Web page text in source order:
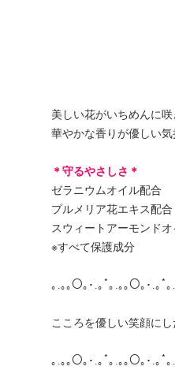
美しい花がいちめんに咲
華やかな香りが優しい
＊守るやさしさ＊
ゼラニウムオイル配合
プルメリア花エキス配合
スウィートアーモンド
※すべて保護成分
｡.｡｡O｡･.｡*｡.｡｡O｡･.｡*
こころを優しい笑顔に
｡.｡｡O｡･.｡*｡.｡｡O｡･.｡*